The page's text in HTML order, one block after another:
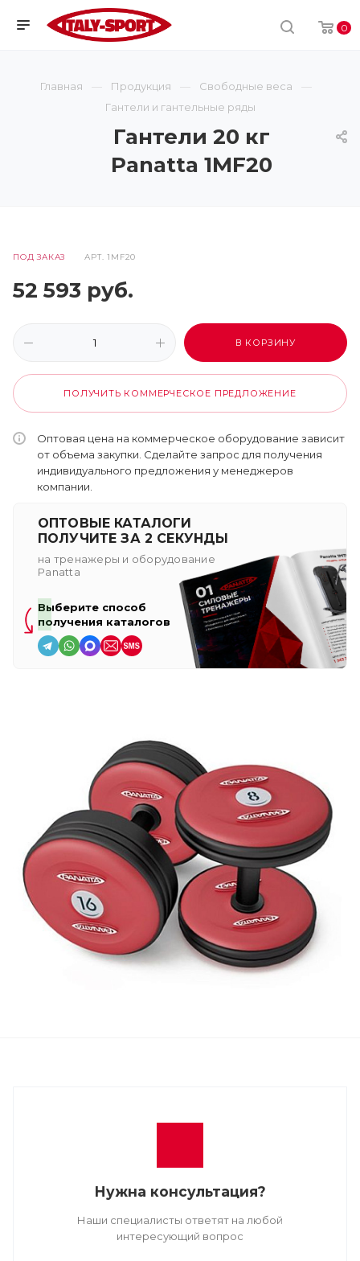
0
Главная Продукция
Свободные веса
Гантели и гантельные ряды
Гантели 20 кг
Panatta 1MF20
ПОД ЗАКАЗ АРТ.1MF20
52 593 руб.
В КОРЗИНУ
ПОЛУЧИТЬ КОММЕРЧЕСКОЕ ПРЕДЛОЖЕНИЕ
Оптовая цена на коммерческое оборудование зависит
от объема закупки. Сделайте запрос для получения
индивидуального предложения у менеджеров
компании.
ОПТОВЫЕ КАТАЛОГИ
ПОЛУЧИТЕ ЗА 2 СЕКУНДЫ
на тренажеры и оборудование
Panatta
Выберите способ
получения каталогов
Нужна консультация?
Наши специалисты ответят на любой
интересующий вопрос